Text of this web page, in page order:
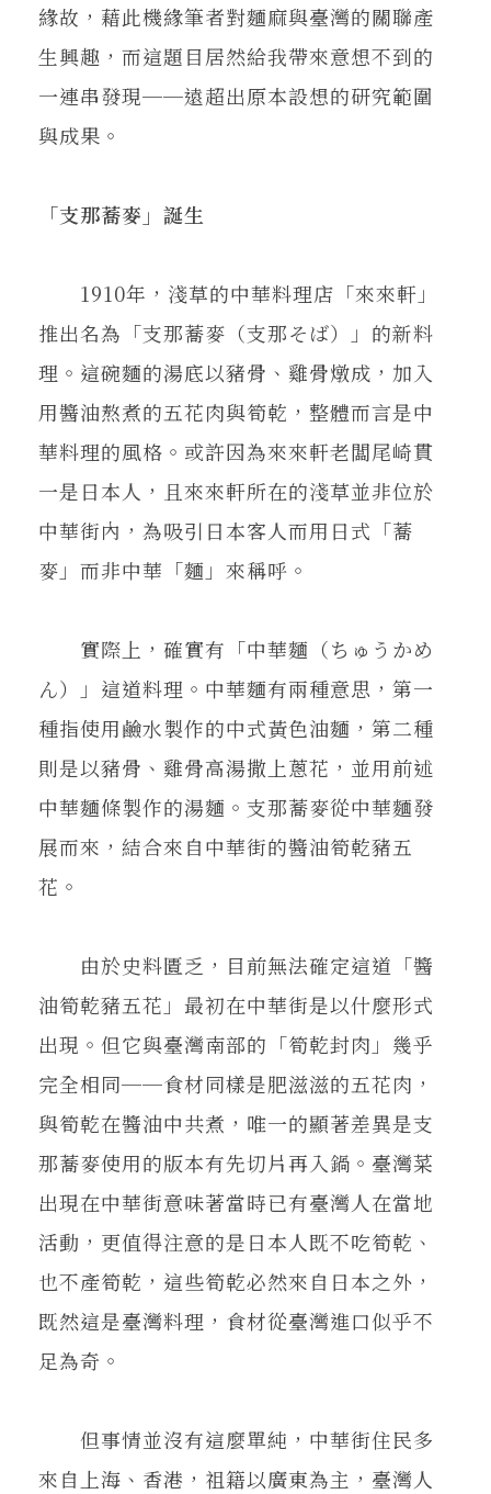
緣故，藉此機緣筆者對麵麻與臺灣的關聯產
生興趣，而這題目居然給我帶來意想不到的
一連串發現──遠超出原本設想的研究範圍
與成果。
「支那蕎麥」誕生
1910年，淺草的中華料理店「來來軒」
推出名為「支那蕎麥（支那そば）」的新料
理。這碗麵的湯底以豬骨、雞骨燉成，加入
用醬油熬煮的五花肉與筍乾，整體而言是中
華料理的風格。或許因為來來軒老闆尾崎貫
一是日本人，且來來軒所在的淺草並非位於
中華街內，為吸引日本客人而用日式「蕎
麥」而非中華「麵」來稱呼。
實際上，確實有「中華麵（ちゅうかめ
ん）」這道料理。中華麵有兩種意思，第一
種指使用鹼水製作的中式黃色油麵，第二種
則是以豬骨、雞骨高湯撒上蔥花，並用前述
中華麵條製作的湯麵。支那蕎麥從中華麵發
展而來，結合來自中華街的醬油筍乾豬五
花。
由於史料匱乏，目前無法確定這道「醬
油筍乾豬五花」最初在中華街是以什麼形式
出現。但它與臺灣南部的「筍乾封肉」幾乎
完全相同──食材同樣是肥滋滋的五花肉，
與筍乾在醬油中共煮，唯一的顯著差異是支
那蕎麥使用的版本有先切片再入鍋。臺灣菜
出現在中華街意味著當時已有臺灣人在當地
活動，更值得注意的是日本人既不吃筍乾、
也不產筍乾，這些筍乾必然來自日本之外，
既然這是臺灣料理，食材從臺灣進口似乎不
足為奇。
但事情並沒有這麼單純，中華街住民多
來自上海、香港，祖籍以廣東為主，臺灣人